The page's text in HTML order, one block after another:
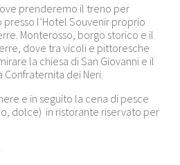
prenderemo il treno per
l’Hotel Souvenir proprio
Monterosso, borgo storico e il
dove tra vicoli e pittoresche
la chiesa di San Giovanni e il
dei Neri.
e in seguito la cena di pesce
dolce) in ristorante riservato per